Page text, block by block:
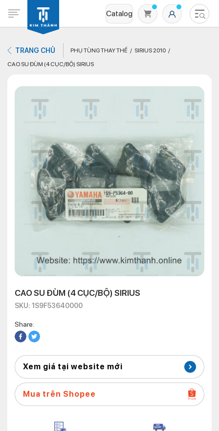
Catalog
Không có sản phẩm nào trong giỏ hàng
TRANG CHỦ PHỤ TÙNG THAY THẾ
SIRIUS 2010
CAO SU ĐÙM (4 CỤC/BỘ) SIRIUS
CAO SU ĐÙM (4 CỤC/BỘ) SIRIUS
SKU: 1S9F53640000
Share:
Xem giá tại website mới
Mua trên Shopee